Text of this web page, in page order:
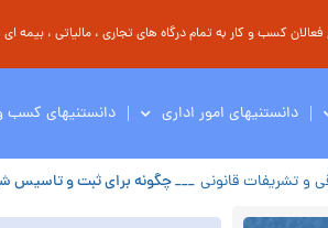
کسب و کار به تمام درگاه های تجاری ، مالیاتی ، بیمه
دانستنیهای امور اداری دانستنیهای کسب
و تشریفات قانونی ___ چگونه برای ثبت و تاسیس